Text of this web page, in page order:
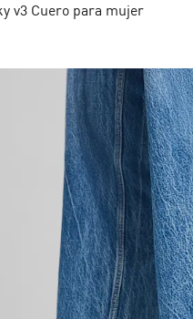
v3 Cuero para mujer